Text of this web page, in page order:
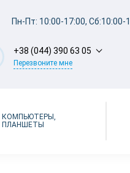
Пн-Пт: 10:00-17:00, Сб:10:00-
+38 (044) 390 63 05
Перезвоните мне
КОМПЬЮТЕРЫ,
ПЛАНШЕТЫ